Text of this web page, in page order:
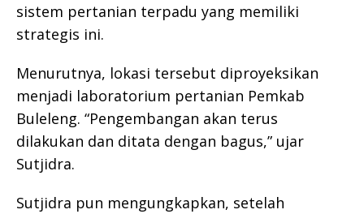
sistem pertanian terpadu yang memiliki
strategis ini.
Menurutnya, lokasi tersebut diproyeksikan
menjadi laboratorium pertanian Pemkab
Buleleng. “Pengembangan akan terus
dilakukan dan ditata dengan bagus,” ujar
Sutjidra.
Sutjidra pun mengungkapkan, setelah